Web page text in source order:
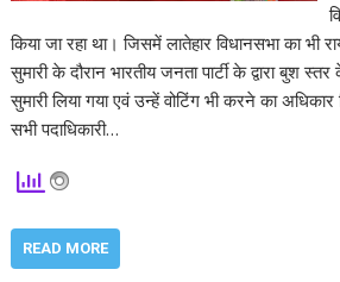
किया जा रहा था। जिसमें लातेहार विधानसभा का भी
सुमारी के दौरान भारतीय जनता पार्टी के द्वारा बुश
सुमारी लिया गया एवं उन्हें वोटिंग भी करने का
सभी पदाधिकारी…
READ MORE